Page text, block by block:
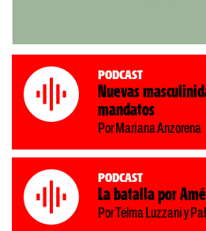
Podcast
Nuevas
mandatos
Por Mariana Anzorena
Podcast
La batalla por
Por Telma Luzzani y